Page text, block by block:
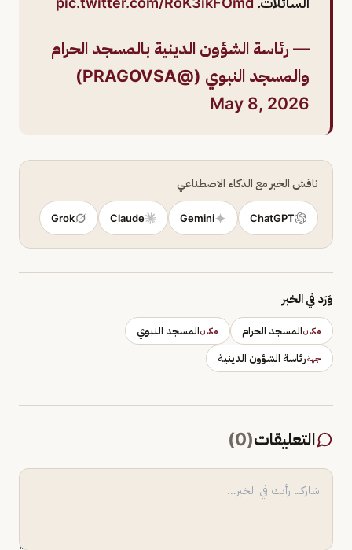
— رئاسة الشؤون الدينية بالمسجد الحرام
والمسجد النبوي (@PRAGOVSA)
May 8, 2026
ناقش الخبر مع الذكاء الاصطناعي
ChatGPT
Gemini
Claude
Grok
وَرَد في الخبر
مكانالمسجد الحرام مكانالمسجد النبوي
جهةرئاسة الشؤون الدينية
التعليقات(
0
)